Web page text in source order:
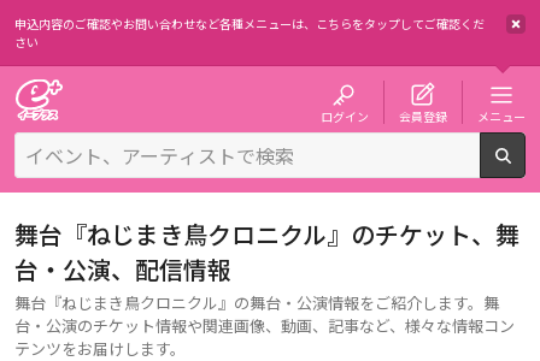
申込内容のご確認やお問い合わせなど各種メニューは、 こちらをタップしてご確認くだ
さい
ログイン 会員登録 メニュー
舞台『ねじまき鳥クロニクル』のチケット、舞
台・公演、配信情報
舞台『ねじまき鳥クロニクル』の舞台・公演情報をご紹介します。舞
台・公演のチケット情報や関連画像、動画、記事など、様々な情報コン
テンツをお届けします。